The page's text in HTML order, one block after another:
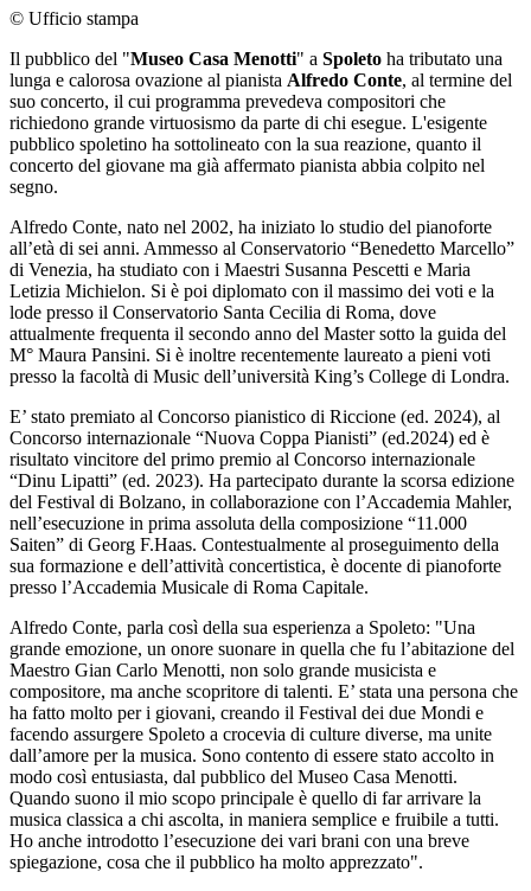
© Ufficio stampa
Il pubblico del "Museo Casa Menotti" a Spoleto ha tributato una
lunga e calorosa ovazione al pianista Alfredo Conte, al termine del
suo concerto, il cui programma prevedeva compositori che
richiedono grande virtuosismo da parte di chi esegue. L'esigente
pubblico spoletino ha sottolineato con la sua reazione, quanto il
concerto del giovane ma già affermato pianista abbia colpito nel
segno.
Alfredo Conte, nato nel 2002, ha iniziato lo studio del pianoforte
all’età di sei anni. Ammesso al Conservatorio “Benedetto Marcello”
di Venezia, ha studiato con i Maestri Susanna Pescetti e Maria
Letizia Michielon. Si è poi diplomato con il massimo dei voti e la
lode presso il Conservatorio Santa Cecilia di Roma, dove
attualmente frequenta il secondo anno del Master sotto la guida del
M° Maura Pansini. Si è inoltre recentemente laureato a pieni voti
presso la facoltà di Music dell’università King’s College di Londra.
E’ stato premiato al Concorso pianistico di Riccione (ed. 2024), al
Concorso internazionale “Nuova Coppa Pianisti” (ed.2024) ed è
risultato vincitore del primo premio al Concorso internazionale
“Dinu Lipatti” (ed. 2023). Ha partecipato durante la scorsa edizione
del Festival di Bolzano, in collaborazione con l’Accademia Mahler,
nell’esecuzione in prima assoluta della composizione “11.000
Saiten” di Georg F.Haas. Contestualmente al proseguimento della
sua formazione e dell’attività concertistica, è docente di pianoforte
presso l’Accademia Musicale di Roma Capitale.
Alfredo Conte, parla così della sua esperienza a Spoleto: "Una
grande emozione, un onore suonare in quella che fu l’abitazione del
Maestro Gian Carlo Menotti, non solo grande musicista e
compositore, ma anche scopritore di talenti. E’ stata una persona che
ha fatto molto per i giovani, creando il Festival dei due Mondi e
facendo assurgere Spoleto a crocevia di culture diverse, ma unite
dall’amore per la musica. Sono contento di essere stato accolto in
modo così entusiasta, dal pubblico del Museo Casa Menotti.
Quando suono il mio scopo principale è quello di far arrivare la
musica classica a chi ascolta, in maniera semplice e fruibile a tutti.
Ho anche introdotto l’esecuzione dei vari brani con una breve
spiegazione, cosa che il pubblico ha molto apprezzato".